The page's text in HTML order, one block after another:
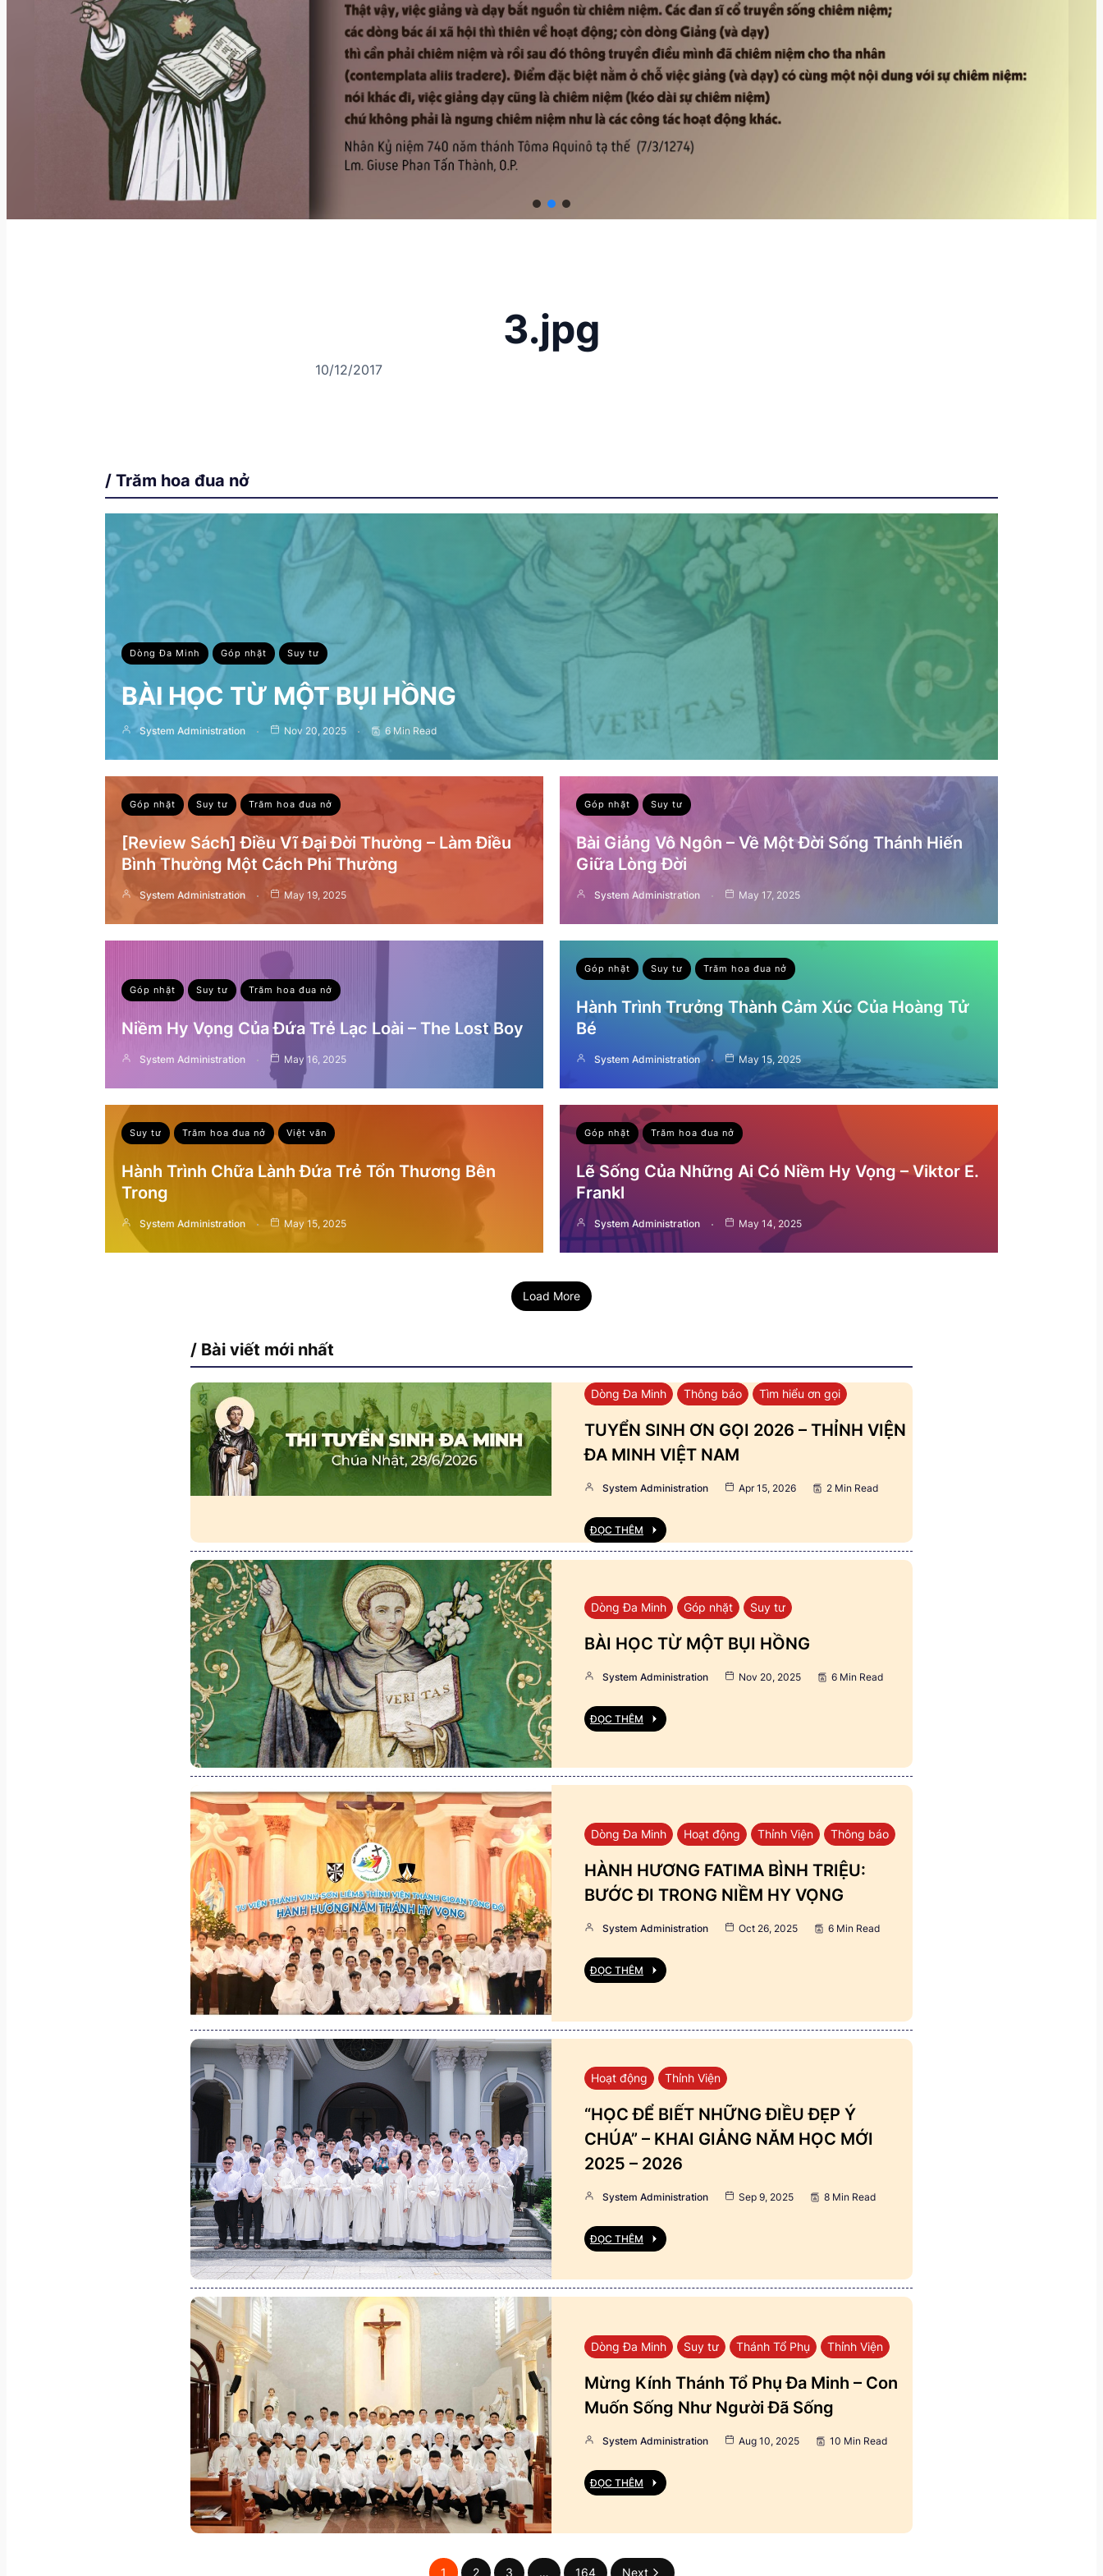
3.jpg
10/12/2017
/ Trăm hoa đua nở
Dòng Đa Minh Góp nhặt Suy tư
BÀI HỌC TỪ MỘT BỤI HỒNG
System Administration Nov 20, 2025 6 Min Read
Góp nhặt Suy tư Trăm hoa đua nở
[Review Sách] Điều Vĩ Đại Đời Thường – Làm Điều
Bình Thường Một Cách Phi Thường
System Administration May 19, 2025
Góp nhặt Suy tư
Bài Giảng Vô Ngôn – Về Một Đời Sống Thánh Hiến
Giữa Lòng Đời
System Administration May 17, 2025
Góp nhặt Suy tư Trăm hoa đua nở
Niềm Hy Vọng Của Đứa Trẻ Lạc Loài – The Lost Boy
System Administration May 16, 2025
Góp nhặt Suy tư Trăm hoa đua nở
Hành Trình Trưởng Thành Cảm Xúc Của Hoàng Tử
Bé
System Administration May 15, 2025
Suy tư Trăm hoa đua nở Việt văn
Hành Trình Chữa Lành Đứa Trẻ Tổn Thương Bên
Trong
System Administration May 15, 2025
Góp nhặt Trăm hoa đua nở
Lẽ Sống Của Những Ai Có Niềm Hy Vọng – Viktor E.
Frankl
System Administration May 14, 2025
Load More
/ Bài viết mới nhất
Dòng Đa Minh Thông báo Tìm hiểu ơn gọi
TUYỂN SINH ƠN GỌI 2026 – THỈNH VIỆN
ĐA MINH VIỆT NAM
System Administration Apr 15, 2026 2 Min Read
ĐỌC THÊM
Dòng Đa Minh Góp nhặt Suy tư
BÀI HỌC TỪ MỘT BỤI HỒNG
System Administration Nov 20, 2025 6 Min Read
ĐỌC THÊM
Dòng Đa Minh Hoạt động Thỉnh Viện Thông báo
HÀNH HƯƠNG FATIMA BÌNH TRIỆU:
BƯỚC ĐI TRONG NIỀM HY VỌNG
System Administration Oct 26, 2025 6 Min Read
ĐỌC THÊM
Hoạt động Thỉnh Viện
“HỌC ĐỂ BIẾT NHỮNG ĐIỀU ĐẸP Ý
CHÚA” – KHAI GIẢNG NĂM HỌC MỚI
2025 – 2026
System Administration Sep 9, 2025 8 Min Read
ĐỌC THÊM
Dòng Đa Minh Suy tư Thánh Tổ Phụ Thỉnh Viện
Mừng Kính Thánh Tổ Phụ Đa Minh – Con
Muốn Sống Như Người Đã Sống
System Administration Aug 10, 2025 10 Min Read
ĐỌC THÊM
1 2 3 … 164 Next